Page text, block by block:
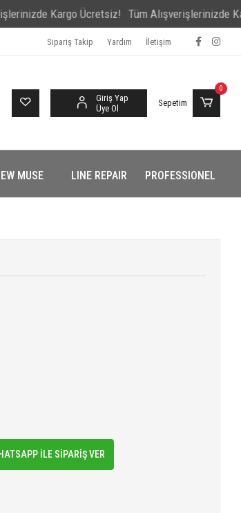
Kargo Ücretsiz! Tüm Alışverişlerinizde Kargo
Sipariş Takip Yardım İletişim
Giriş Yap
Üye Ol
Sepetim
0
MUSE LINE REPAIR PROFESSIONEL
İLE SİPARİŞ VER